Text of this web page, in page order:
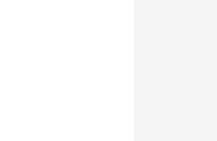
detaylı bilgi için Ayarlar
ve sitemizde ilgili